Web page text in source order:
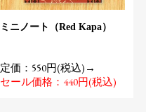
ミニノート（Red Kapa）
定価：550円(税込)→
セール価格：440円(税込)